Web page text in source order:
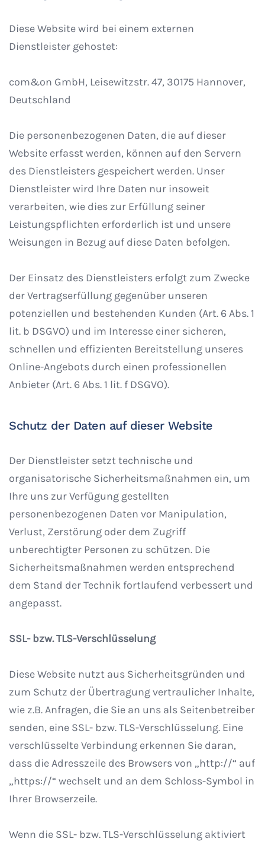
Diese Website wird bei einem externen
Dienstleister gehostet:
com&on GmbH, Leisewitzstr. 47, 30175 Hannover,
Deutschland
Die personenbezogenen Daten, die auf dieser
Website erfasst werden, können auf den Servern
des Dienstleisters gespeichert werden. Unser
Dienstleister wird Ihre Daten nur insoweit
verarbeiten, wie dies zur Erfüllung seiner
Leistungspflichten erforderlich ist und unsere
Weisungen in Bezug auf diese Daten befolgen.
Der Einsatz des Dienstleisters erfolgt zum Zwecke
der Vertragserfüllung gegenüber unseren
potenziellen und bestehenden Kunden (Art. 6 Abs. 1
lit. b DSGVO) und im Interesse einer sicheren,
schnellen und effizienten Bereitstellung unseres
Online-Angebots durch einen professionellen
Anbieter (Art. 6 Abs. 1 lit. f DSGVO).
Schutz der Daten auf dieser Website
Der Dienstleister setzt technische und
organisatorische Sicherheitsmaßnahmen ein, um
Ihre uns zur Verfügung gestellten
personenbezogenen Daten vor Manipulation,
Verlust, Zerstörung oder dem Zugriff
unberechtigter Personen zu schützen. Die
Sicherheitsmaßnahmen werden entsprechend
dem Stand der Technik fortlaufend verbessert und
angepasst.
SSL- bzw. TLS-Verschlüsselung
Diese Website nutzt aus Sicherheitsgründen und
zum Schutz der Übertragung vertraulicher Inhalte,
wie z.B. Anfragen, die Sie an uns als Seitenbetreiber
senden, eine SSL- bzw. TLS-Verschlüsselung. Eine
verschlüsselte Verbindung erkennen Sie daran,
dass die Adresszeile des Browsers von „http://“ auf
„https://“ wechselt und an dem Schloss-Symbol in
Ihrer Browserzeile.
Wenn die SSL- bzw. TLS-Verschlüsselung aktiviert